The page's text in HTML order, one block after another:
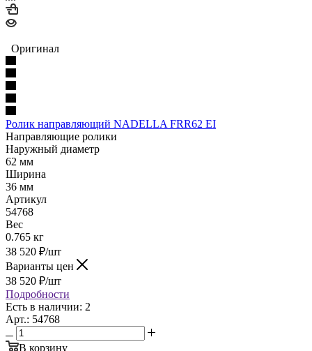
Оригинал
Ролик направляющий NADELLA FRR62 EI
Направляющие ролики
Наружный диаметр
62 мм
Ширина
36 мм
Артикул
54768
Вес
0.765 кг
38 520 ₽/шт
Варианты цен
38 520 ₽/шт
Подробности
Есть в наличии: 2
Арт.: 54768
В корзину